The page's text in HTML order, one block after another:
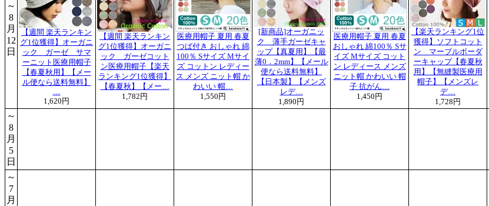
～
8
月
12
日
【週間 楽天ランキン
グ1位獲得】オーガニ
ック ガーゼ サマ
ーニット医療用帽子
【春夏秋用】【メー
ル便なら送料無料】
…
1,620円
【週間 楽天ランキン
グ1位獲得】オーガニ
ック ガーゼコット
ン医療用帽子【楽天
ランキング1位獲得】
【春夏秋】【メー…
1,782円
医療用帽子 夏用 春夏
つば付き おしゃれ 綿
100％ Sサイズ Mサイ
ズ コットン レディー
ス メンズ ニット帽 か
わいい 帽…
1,550円
[新商品]オーガニッ
ク 薄手ガーゼキャ
ップ【真夏用】【最
薄0．2mm】【メール
便なら送料無料】
【日本製】【メンズ
レデ…
1,890円
医療用帽子 夏用 春夏
おしゃれ 綿100％ Sサ
イズ Mサイズ コット
ン レディース メンズ
ニット帽 かわいい 帽
子 抗がん…
1,450円
【楽天ランキング1位
獲得】ソフトコット
ン マーブルボーダ
ーキャップ【春夏秋
用】【無縫製医療用
帽子】【メンズレ
デ…
1,728円
～
8
月
5
日
～
7
月